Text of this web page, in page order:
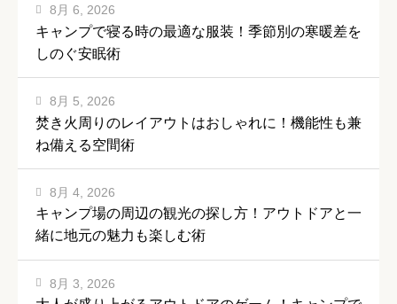
キャンプで寝る時の最適な服装！季節別の寒暖差を
しのぐ安眠術
8月 6, 2026
焚き火周りのレイアウトはおしゃれに！機能性も兼
ね備える空間術
8月 5, 2026
キャンプ場の周辺の観光の探し方！アウトドアと一
緒に地元の魅力も楽しむ術
8月 4, 2026
8月 3, 2026